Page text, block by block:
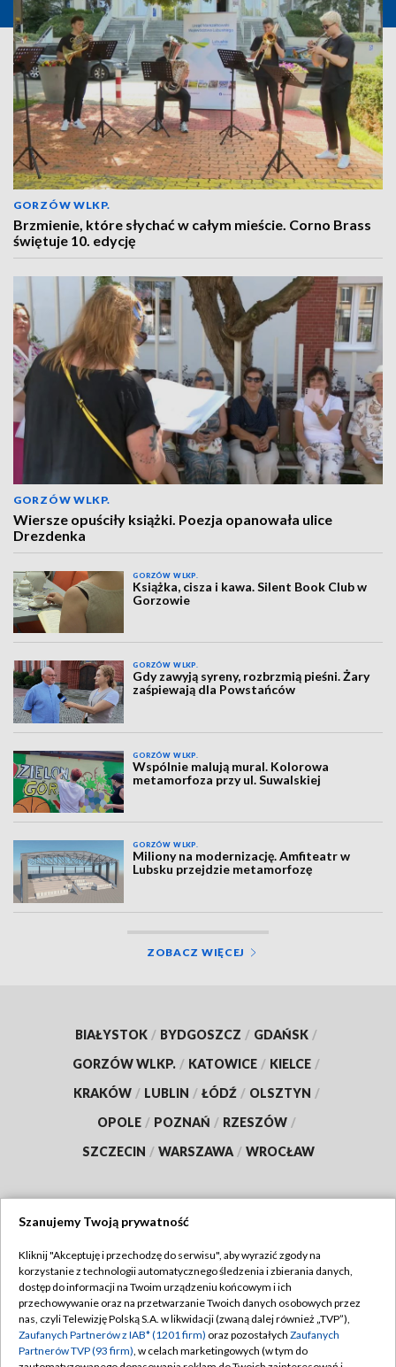
GORZÓW WLKP.
Brzmienie, które słychać w całym mieście. Corno Brass
świętuje 10. edycję
GORZÓW WLKP.
Wiersze opuściły książki. Poezja opanowała ulice
Drezdenka
GORZÓW WLKP.
Książka, cisza i kawa. Silent Book Club w
Gorzowie
GORZÓW WLKP.
Gdy zawyją syreny, rozbrzmią pieśni. Żary
zaśpiewają dla Powstańców
GORZÓW WLKP.
Wspólnie malują mural. Kolorowa
metamorfoza przy ul. Suwalskiej
GORZÓW WLKP.
Miliony na modernizację. Amfiteatr w
Lubsku przejdzie metamorfozę
ZOBACZ WIĘCEJ
BIAŁYSTOK / BYDGOSZCZ / GDAŃSK /
GORZÓW WLKP. / KATOWICE / KIELCE /
KRAKÓW / LUBLIN / ŁÓDŹ / OLSZTYN /
OPOLE / POZNAŃ / RZESZÓW /
SZCZECIN / WARSZAWA / WROCŁAW
TVP
Abonament TVP
Emisja w TVP
Centrum informacji TVP
Regulamin TVP
Polityka prywatności
Szanujemy Twoją prywatność
Kliknij "Akceptuję i przechodzę do serwisu", aby wyrazić zgody na
korzystanie z technologii automatycznego śledzenia i zbierania danych,
dostęp do informacji na Twoim urządzeniu końcowym i ich
przechowywanie oraz na przetwarzanie Twoich danych osobowych przez
nas, czyli Telewizję Polską S.A. w likwidacji (zwaną dalej również „TVP”),
Zaufanych Partnerów z IAB* (1201 firm) oraz pozostałych Zaufanych
Partnerów TVP (93 firm), w celach marketingowych (w tym do